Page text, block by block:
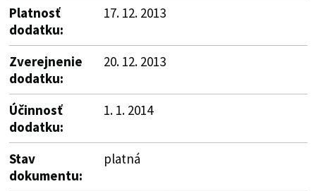
Platnosť
dodatku:
17. 12. 2013
Zverejnenie
dodatku:
20. 12. 2013
Účinnosť
dodatku:
1. 1. 2014
Stav
dokumentu:
platná